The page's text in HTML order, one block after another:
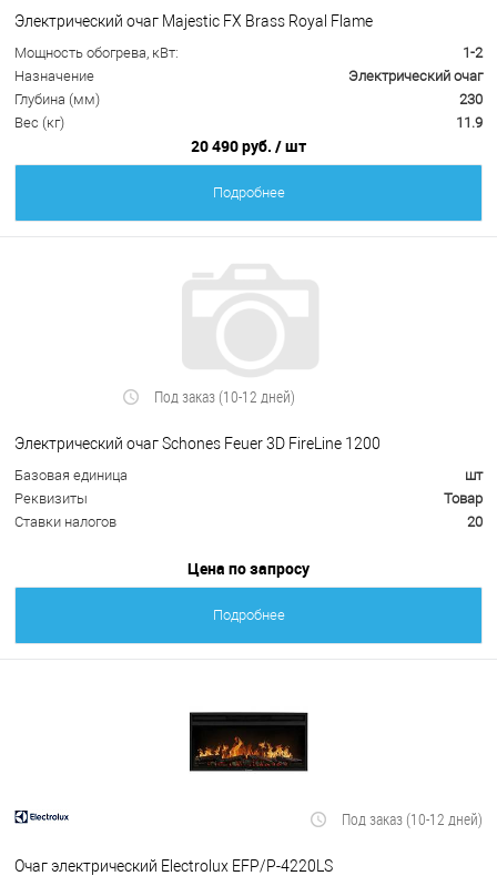
Электрический очаг Majestic FX Brass Royal Flame
Мощность обогрева, кВт:
1-2
Назначение
Электрический очаг
Глубина (мм)
230
Вес (кг)
11.9
20 490 руб. / шт
Подробнее
Под заказ (10-12 дней)
Электрический очаг Schones Feuer 3D FireLine 1200
Базовая единица
шт
Реквизиты
Товар
Ставки налогов
20
Цена по запросу
Подробнее
Под заказ (10-12 дней)
Очаг электрический Electrolux EFP/P-4220LS